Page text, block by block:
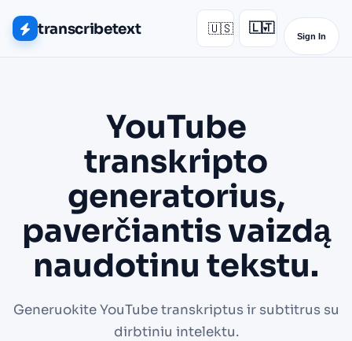
transcribetext 🇺🇸 🇱🇹
▾
Sign In
YouTube
transkripto
generatorius,
paverčiantis vaizdą
naudotinu tekstu.
Generuokite YouTube transkriptus ir subtitrus su
dirbtiniu intelektu.